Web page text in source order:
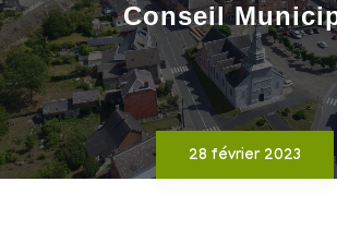
Conseil
28 février 2023